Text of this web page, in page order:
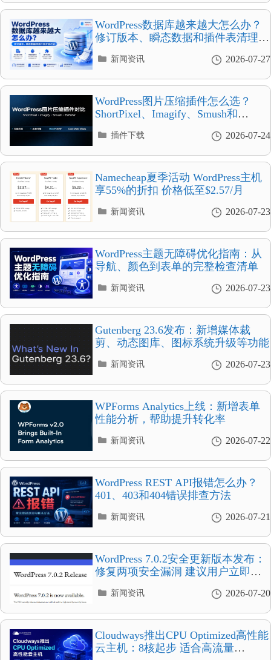
录
WordPress数据库越来越大怎么办？
修订版本、瞬态数据和插件表清理方
2026-07-27
分
录
新闻资讯
WordPress图片压缩插件怎么选？
ShortPixel、Imagify、Smush和
2026-07-24
分
插件下载
Namecheap夏季活动 WordPress主机
享55%的折扣 价格低至$2.57/月
2026-07-23
分
录
新闻资讯
WordPress主题无障碍优化指南：从
导航、颜色到表单的完整检查清单
2026-07-23
分
新闻资讯
Gutenberg 23.6发布：新增媒体裁
剪、动态图库、图标系统升级等功能
2026-07-23
分
录
新闻资讯
WPForms Analytics上线：新增表单
性能分析，帮助提升转化率
2026-07-22
分
录
新闻资讯
WordPress REST API报错怎么办？
401、403和404错误排查方法
2026-07-21
分
录
新闻资讯
WordPress 7.0.2安全更新版本发布：
修复两项安全漏洞 建议用户立即更
2026-07-20
分
新闻资讯
Cloudways推出CPU Optimized高性能
云主机：8核起步 适合高流量